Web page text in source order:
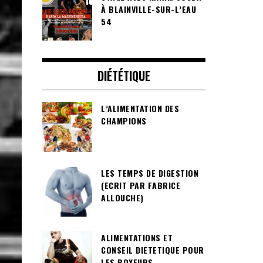
À BLAINVILLE-SUR-L’EAU
54
DIÉTÉTIQUE
L’ALIMENTATION DES
CHAMPIONS
LES TEMPS DE DIGESTION
(ECRIT PAR FABRICE
ALLOUCHE)
ALIMENTATIONS ET
CONSEIL DIETETIQUE POUR